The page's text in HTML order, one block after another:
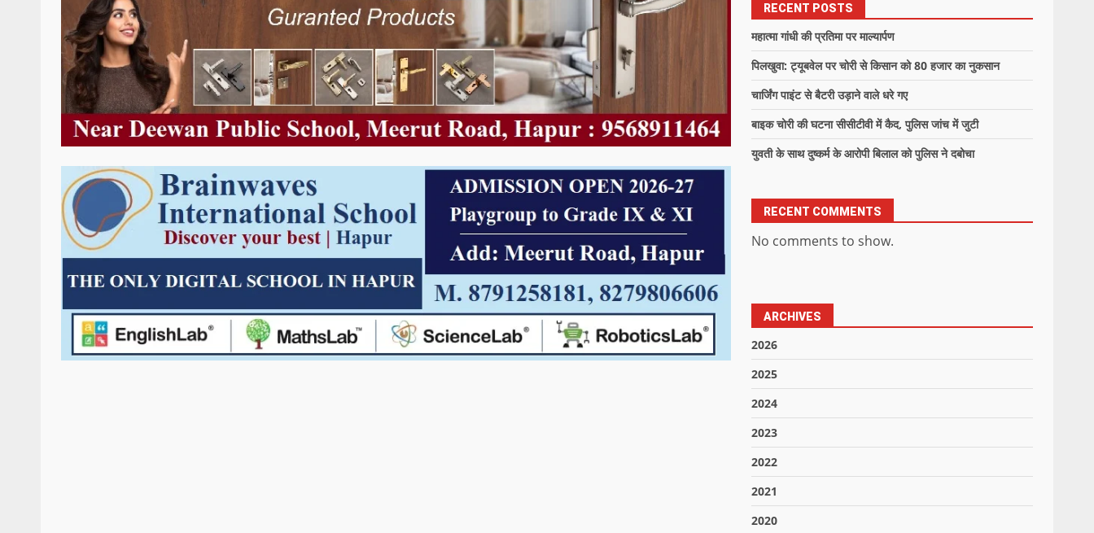
RECENT POSTS
महात्मा गांधी की प्रतिमा पर माल्यार्पण
पिलखुवा: ट्यूबवेल पर चोरी से किसान को 80 हजार का नुकसान
चार्जिंग पाइंट से बैटरी उड़ाने वाले धरे गए
बाइक चोरी की घटना सीसीटीवी में कैद, पुलिस जांच में जुटी
युवती के साथ दुष्कर्म के आरोपी बिलाल को पुलिस ने दबोचा
RECENT COMMENTS
No comments to show.
ARCHIVES
2026
2025
2024
2023
2022
2021
2020